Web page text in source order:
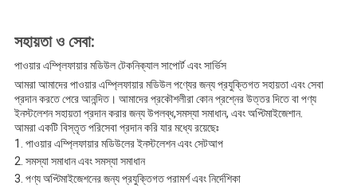
সহায়তা ও সেবা:
পাওয়ার এম্প্লিফায়ার মডিউল টেকনিক্যাল সাপোর্ট এবং সার্ভিস
আমরা আমাদের পাওয়ার এম্প্লিফায়ার মডিউল পণ্যের জন্য প্রযুক্তিগত সহায়তা এবং সেবা
প্রদান করতে পেরে আনন্দিত। আমাদের প্রকৌশলীরা কোন প্রশ্নের উত্তর দিতে বা পণ্য
ইনস্টলেশন সহায়তা প্রদান করার জন্য উপলব্ধ,সমস্যা সমাধান, এবং অপ্টিমাইজেশান.
আমরা একটি বিস্তৃত পরিসেবা প্রদান করি যার মধ্যে রয়েছেঃ
পাওয়ার এম্প্লিফায়ার মডিউলের ইনস্টলেশন এবং সেটআপ
সমস্যা সমাধান এবং সমস্যা সমাধান
পণ্য অপ্টিমাইজেশনের জন্য প্রযুক্তিগত পরামর্শ এবং নির্দেশিকা